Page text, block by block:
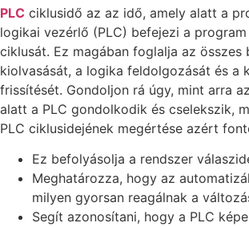
PLC ciklusidő az az idő, amely alatt a
logikai vezérlő (PLC) befejezi a
ciklusát. Ez magában foglalja az összes
kiolvasását, a logika feldolgozását és a
frissítését. Gondoljon rá úgy, mint arra
alatt a PLC gondolkodik és cselekszik,
PLC ciklusidejének megértése azért
Ez befolyásolja a rendszer
Meghatározza, hogy az
milyen gyorsan reagálnak a
Segít azonosítani, hogy a PLC